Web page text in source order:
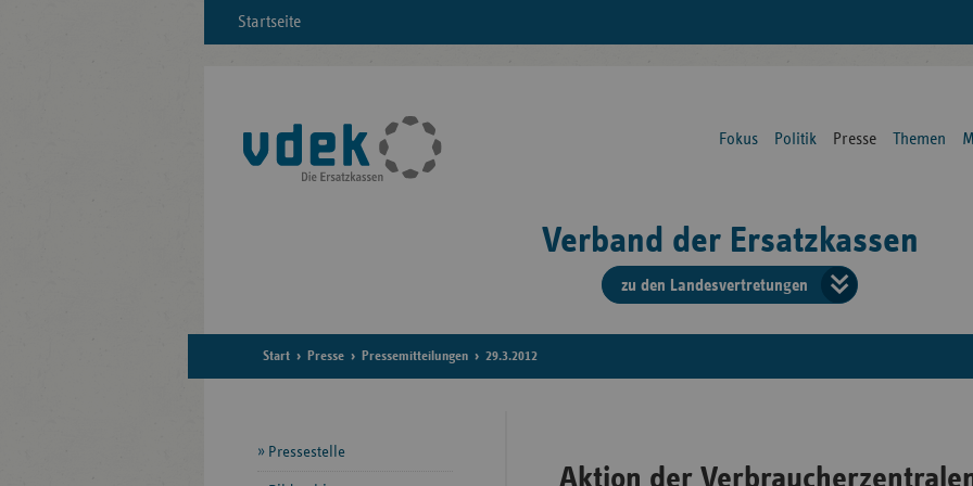
Startseite
Fokus Politik Presse Themen
Verband der Ersatzkassen
zu den Landesvertretungen
der
Start Presse Pressemitteilungen 29.3.2012
Aktion der
Seitennavigation
Pressestelle